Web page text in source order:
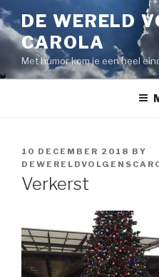
Skip
to
content
DE WERELD
CAROLA
Met humor kom je een heel
POSTED
ON
10 DECEMBER 2018 BY
Verkerst